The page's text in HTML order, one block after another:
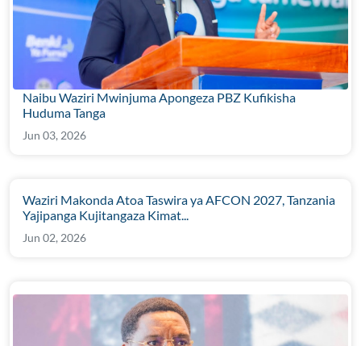
Naibu Waziri Mwinjuma Apongeza PBZ Kufikisha
Huduma Tanga
Jun 03, 2026
Waziri Makonda Atoa Taswira ya AFCON 2027, Tanzania
Yajipanga Kujitangaza Kimat...
Jun 02, 2026